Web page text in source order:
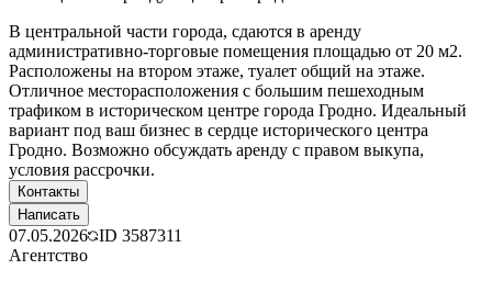
В центральной части города, сдаются в аренду
административно-торговые помещения площадью от 20 м2.
Расположены на втором этаже, туалет общий на этаже.
Отличное месторасположения с большим пешеходным
трафиком в историческом центре города Гродно. Идеальный
вариант под ваш бизнес в сердце исторического центра
Гродно. Возможно обсуждать аренду с правом выкупа,
условия рассрочки.
Контакты
Написать
07.05.2026 ID 3587311
Агентство